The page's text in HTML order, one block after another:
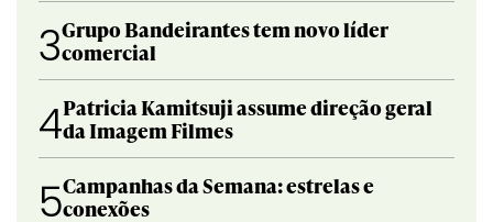
3Grupo Bandeirantes tem novo líder
comercial
4Patricia Kamitsuji assume direção geral
da Imagem Filmes
5Campanhas da Semana: estrelas e
conexões